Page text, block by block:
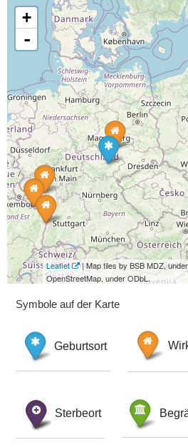
+
-
Leaflet
| Map tiles by BSB MDZ,
OpenStreetMap, under ODbL.
Symbole auf der Karte
Geburtsort
Sterbeort